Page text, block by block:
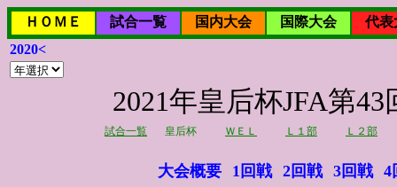
ＨＯＭＥ 試合一覧 国内大会 国際大会
代表
2020<
2021年皇后杯JFA第
試合一覧 皇后杯 ＷＥＬ Ｌ１部 Ｌ２部
大会概要 1回戦 2回戦 3回戦 4